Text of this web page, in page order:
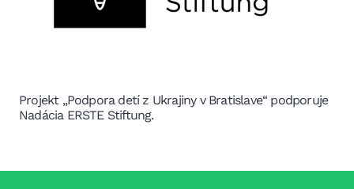
Projekt „Podpora detí z Ukrajiny v Bratislave“ podporuje
Nadácia ERSTE Stiftung.